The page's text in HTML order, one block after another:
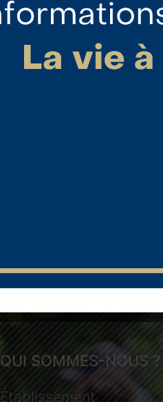
QUI SOMMES-NOUS ?
Établissement